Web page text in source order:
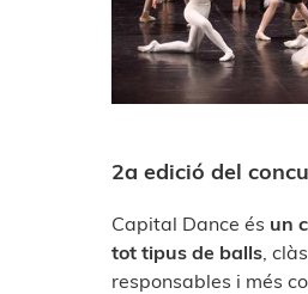
2a edició del
Capital Dance és un
tot tipus de balls,
responsables i més